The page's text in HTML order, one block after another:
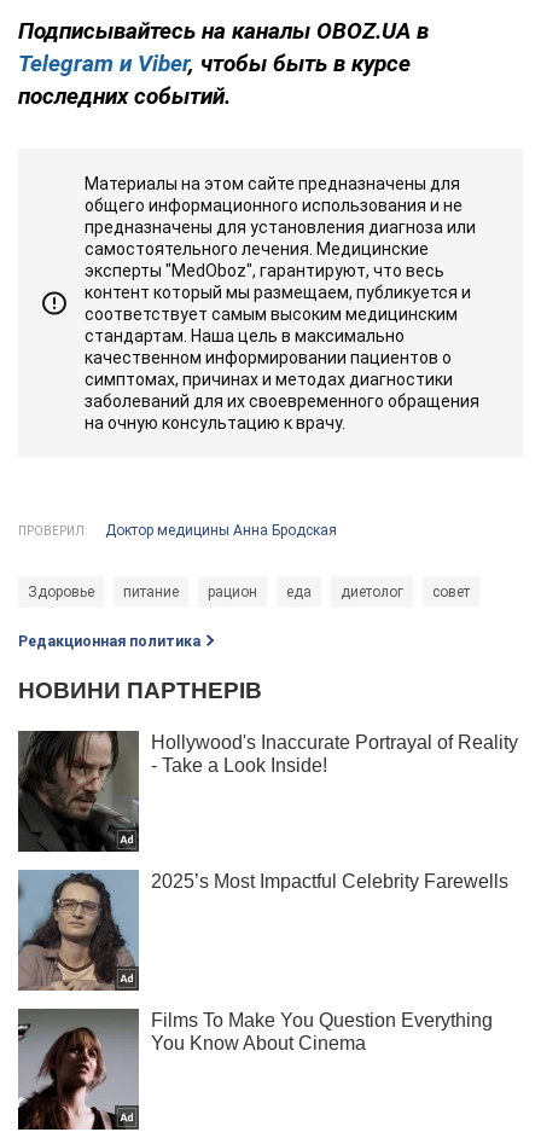
Подписывайтесь на каналы OBOZ.UA в
Telegram и Viber, чтобы быть в курсе
последних событий.
Материалы на этом сайте предназначены для
общего информационного использования и не
предназначены для установления диагноза или
самостоятельного лечения. Медицинские
эксперты "MedOboz", гарантируют, что весь
контент который мы размещаем, публикуется и
соответствует самым высоким медицинским
стандартам. Наша цель в максимально
качественном информировании пациентов о
симптомах, причинах и методах диагностики
заболеваний для их своевременного обращения
на очную консультацию к врачу.
ПРОВЕРИЛ: Доктор медицины Анна Бродская
Здоровье питание рацион еда диетолог совет
Редакционная политика